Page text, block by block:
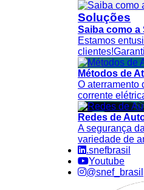
Soluções
Saiba como a
Estamos
Métodos de
O aterramento
corrente
Redes de
A segurança
variedade de
.snefbrasil
Youtube
@snef_brasil